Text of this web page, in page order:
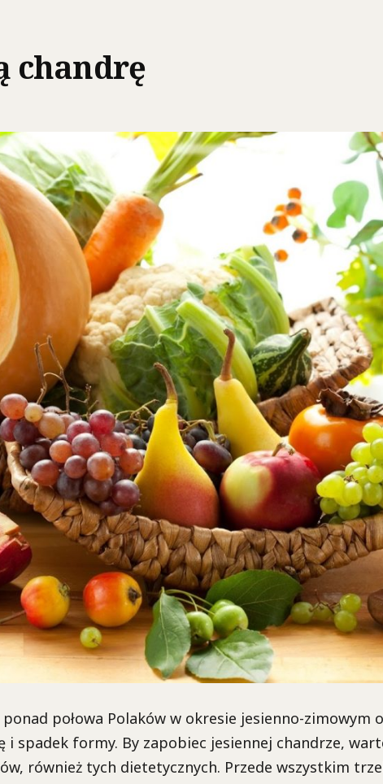
chandrę
połowa Polaków w okresie jesienno-zimowym
i spadek formy. By zapobiec jesiennej chandrze,
również tych dietetycznych. Przede wszystkim